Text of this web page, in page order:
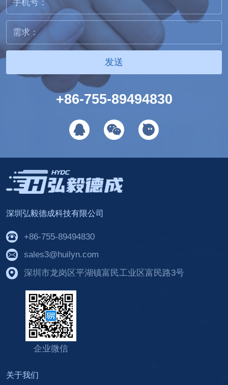
发送
+86-755-89494830
深圳弘毅德成科技有限公司
+86-755-89494830
sales3@huilyn.com
深圳市龙岗区平湖镇富民工业区富民路3号
企业微信
关于我们